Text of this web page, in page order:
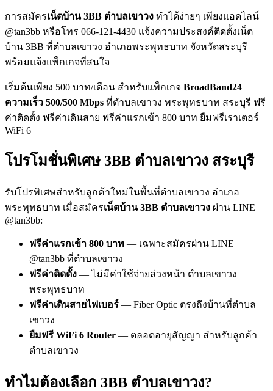
การสมัครเน็ตบ้าน 3BB ตำบลเขาวง ทำได้ง่ายๆ เพียงแอดไลน์
@tan3bb หรือโทร 066-121-4430 แจ้งความประสงค์ติดตั้งเน็ต
บ้าน 3BB ที่ตำบลเขาวง อำเภอพระพุทธบาท จังหวัดสระบุรี
พร้อมแจ้งแพ็กเกจที่สนใจ
เริ่มต้นเพียง 500 บาท/เดือน สำหรับแพ็กเกจ BroadBand24
ความเร็ว 500/500 Mbps ที่ตำบลเขาวง พระพุทธบาท สระบุรี ฟรี
ค่าติดตั้ง ฟรีค่าเดินสาย ฟรีค่าแรกเข้า 800 บาท ยืมฟรีเราเตอร์
WiFi 6
โปรโมชั่นพิเศษ 3BB ตำบลเขาวง สระบุรี
รับโปรพิเศษสำหรับลูกค้าใหม่ในพื้นที่ตำบลเขาวง อำเภอ
พระพุทธบาท เมื่อสมัครเน็ตบ้าน 3BB ตำบลเขาวง ผ่าน LINE
@tan3bb:
ฟรีค่าแรกเข้า 800 บาท — เฉพาะสมัครผ่าน LINE
@tan3bb ที่ตำบลเขาวง
ฟรีค่าติดตั้ง — ไม่มีค่าใช้จ่ายล่วงหน้า ตำบลเขาวง
พระพุทธบาท
ฟรีค่าเดินสายไฟเบอร์ — Fiber Optic ตรงถึงบ้านที่ตำบล
เขาวง
ยืมฟรี WiFi 6 Router — ตลอดอายุสัญญา สำหรับลูกค้า
ตำบลเขาวง
ทำไมต้องเลือก 3BB ตำบลเขาวง?